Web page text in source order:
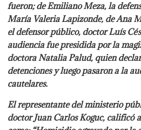
fueron; de Emiliano Meza, la
María Valeria Lapizonde, de Ana
el defensor público, doctor Luís
audiencia fue presidida por la
doctora Natalia Palud, quien
detenciones y luego pasaron a la
cautelares.
El representante del ministerio
doctor Juan Carlos Koguc, calificó